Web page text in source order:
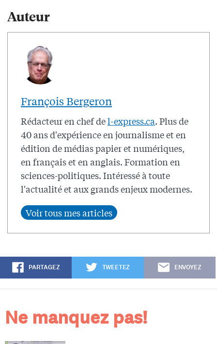
Auteur
François Bergeron
Rédacteur en chef del-express.ca. Plus de
40 ans d'expérience en journalisme et en
édition de médias papier et numériques,
en français et en anglais. Formation en
sciences-politiques. Intéressé à toute
l'actualité et aux grands enjeux modernes.
PARTAGEZ TWEETEZ ENVOYEZ
Ne manquez pas!